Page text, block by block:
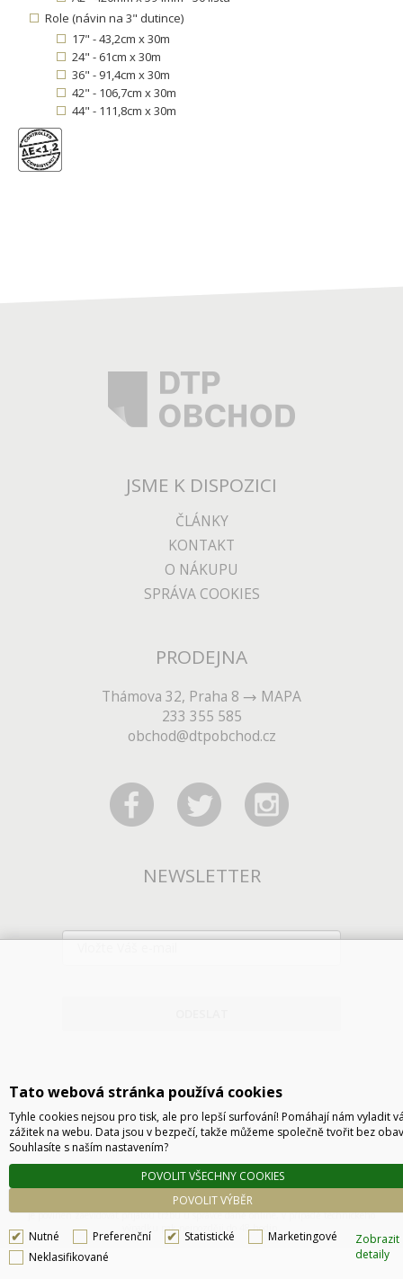
Role (návin na 3" dutince)
17" - 43,2cm x 30m
24" - 61cm x 30m
36" - 91,4cm x 30m
42" - 106,7cm x 30m
44" - 111,8cm x 30m
JSME K DISPOZICI
ČLÁNKY
KONTAKT
O NÁKUPU
SPRÁVA COOKIES
PRODEJNA
Thámova 32, Praha 8
MAPA
233 355 585
obchod@dtpobchod.cz
NEWSLETTER
Technické řešení © 2026 CyberSoft s.r.o.
Podle zákona o evidenci tržeb je prodávající povinen vystavit kupujícímu účtenku. Zároveň
je povinen zaevidovat přijatou tržbu u správce daně online, v případě technického
výpadku pak nejpozději do 48 hodin.
Tato webová stránka používá cookies
Tyhle cookies nejsou pro tisk, ale pro lepší surfování! Pomáhají nám vyladit
zážitek na webu. Data jsou v bezpečí, takže můžeme společně tvořit bez
Souhlasíte s naším nastavením?
POVOLIT VÝBĚR
POVOLIT VŠECHNY COOKIES
Nutné Preferenční Statistické
Marketingové
Neklasifikované
Zobrazit
detaily